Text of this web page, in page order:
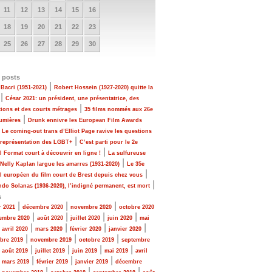
11 12 13 14 15 16
18 19 20 21 22 23
25 26 27 28 29 30
posts
(1951-2021)
Robert Hossein (1927-2020) quitte la
César 2021: un président, une présentatrice, des
et des courts métrages
35 films nommés aux 26e
Drunk ennivre les European Film Awards
Le coming-out trans d’Elliot Page ravive les questions
des LGBT+
C’est parti pour le 2e
Format court à découvrir en ligne !
La sulfureuse
Kaplan largue les amarres (1931-2020)
Le 35e
européen du film court de Brest depuis chez vous
Solanas (1936-2020), l’indigné permanent, est mort
2021 décembre 2020 novembre 2020 octobre 2020
2020 août 2020 juillet 2020 juin 2020
mai
avril 2020 mars 2020 février 2020 janvier 2020
2019 novembre 2019 octobre 2019
septembre
août 2019 juillet 2019 juin 2019 mai 2019
avril
mars 2019 février 2019 janvier 2019
décembre